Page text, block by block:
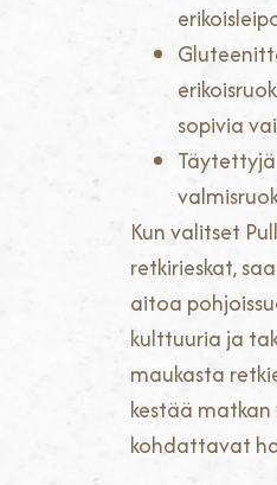
sopivia
Kun valitset
retkirieskat,
aitoa
kulttuuria ja
maukasta
kestää
kohdattavat